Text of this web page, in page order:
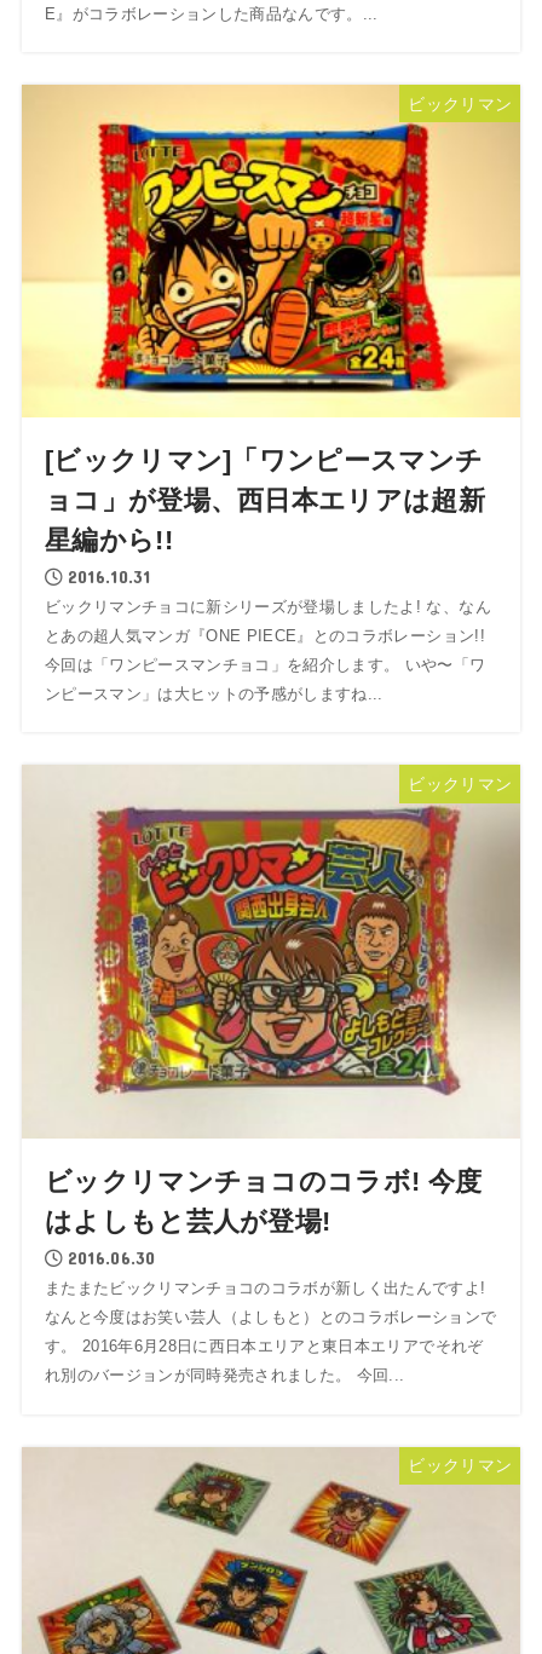
E』がコラボレーションした商品なんです。...
ビックリマン
[ビックリマン]「ワンピースマンチ
ョコ」が登場、西日本エリアは超新
星編から!!
2016.10.31
ビックリマンチョコに新シリーズが登場しましたよ! な、なん
とあの超人気マンガ『ONE PIECE』とのコラボレーション!!
今回は「ワンピースマンチョコ」を紹介します。 いや〜「ワ
ンピースマン」は大ヒットの予感がしますね...
ビックリマン
ビックリマンチョコのコラボ! 今度
はよしもと芸人が登場!
2016.06.30
またまたビックリマンチョコのコラボが新しく出たんですよ!
なんと今度はお笑い芸人（よしもと）とのコラボレーションで
す。 2016年6月28日に西日本エリアと東日本エリアでそれぞ
れ別のバージョンが同時発売されました。 今回...
ビックリマン